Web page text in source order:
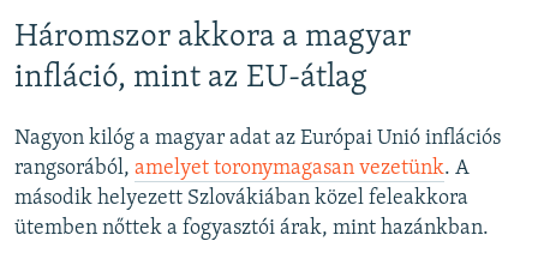
Háromszor akkora a magyar
infláció, mint az EU-átlag
Nagyon kilóg a magyar adat az Európai Unió inflációs
rangsorából, amelyet toronymagasan vezetünk. A
második helyezett Szlovákiában közel feleakkora
ütemben nőttek a fogyasztói árak, mint hazánkban.